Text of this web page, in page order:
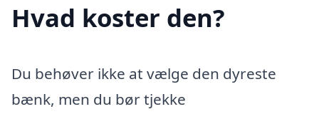
Hvad koster den?
Du behøver ikke at vælge den dyreste
bænk, men du bør tjekke